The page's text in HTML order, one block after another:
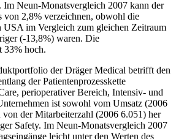
Im Neun-Monatsvergleich 2007 kann der
von 2,8% verzeichnen, obwohl die
USA im Vergleich zum gleichen Zeitraum
(-13,8%) waren. Die
33% hoch.
der Dräger Medical betrifft den
der Patientenprozesskette
perioperativer Bereich, Intensiv- und
ist sowohl vom Umsatz (2006
der Mitarbeiterzahl (2006 6.051) her
Safety. Im Neun-Monatsvergleich 2007
leicht unter den Werten des